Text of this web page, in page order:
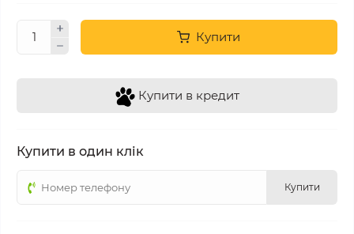
Купити
Купити в кредит
Купити в один клік
Купити